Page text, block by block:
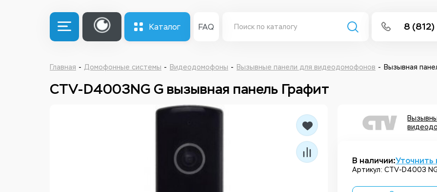
Каталог FAQ 8 (812)
Главная Домофонные системы Видеодомофоны Вызывные панели для видеодомофонов Вызывная
CTV-D4003NG G вызывная панель Графит
В наличии:Уточнить
Артикул: CTV-D4003